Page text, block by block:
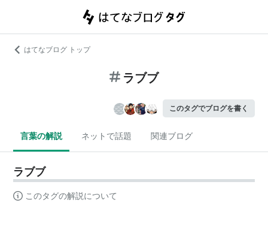
はてなブログ トップ
ラブブ
このタグでブログを書く
言葉の解説 ネットで話題 関連ブログ
ラブブ
このタグの解説について